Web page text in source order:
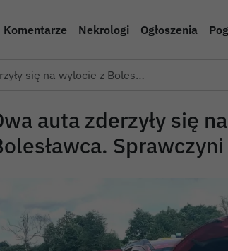
Komentarze Nekrologi Ogłoszenia
się na wylocie z Boles…
auta zderzyły się